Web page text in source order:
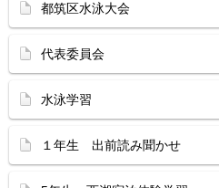
都筑区水泳大会
代表委員会
水泳学習
１年生 出前読み聞かせ